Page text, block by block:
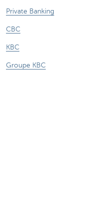
Private Banking
CBC
KBC
Groupe KBC